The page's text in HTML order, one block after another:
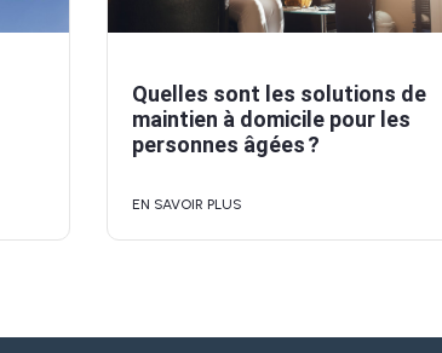
Quelles sont les solutions de
maintien à domicile pour les
personnes âgées ?
EN SAVOIR PLUS